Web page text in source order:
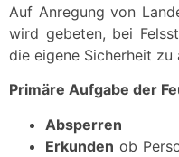
Auf Anregung von
wird gebeten, bei
die eigene Sicherheit zu
Primäre Aufgabe der
Absperren
Erkunden ob